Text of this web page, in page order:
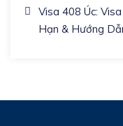
Visa 408 Úc:
Hạn & Hướng